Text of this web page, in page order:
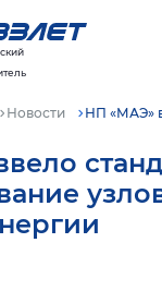
Новости НП «МАЭ»